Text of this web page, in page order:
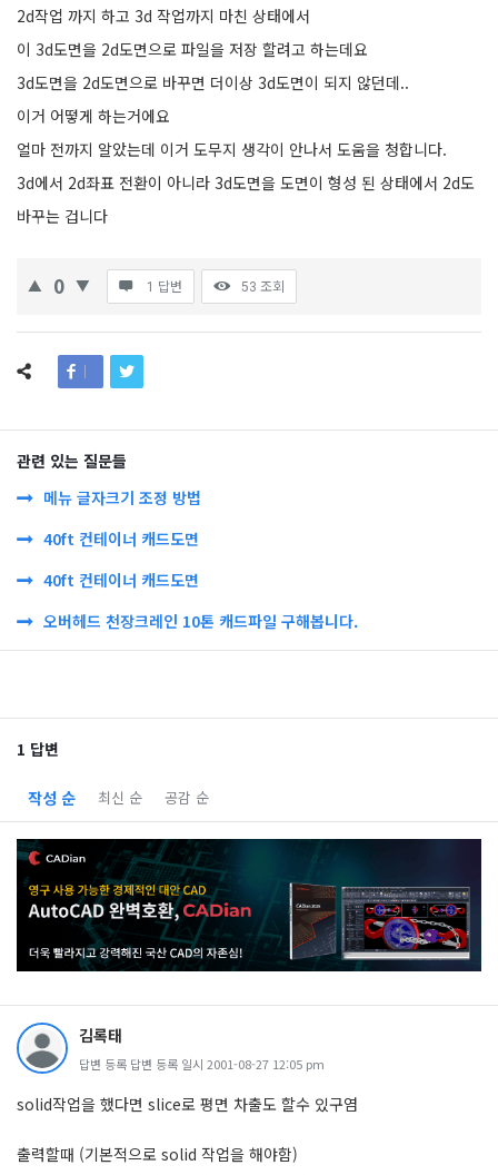
2d작업 까지 하고 3d 작업까지 마친 상태에서
이 3d도면을 2d도면으로 파일을 저장 할려고 하는데요
3d도면을 2d도면으로 바꾸면 더이상 3d도면이 되지 않던데..
이거 어떻게 하는거에요
얼마 전까지 알았는데 이거 도무지 생각이 안나서 도움을 청합니다.
3d에서 2d좌표 전환이 아니라 3d도면을 도면이 형성 된 상태에서 2d도
바꾸는 겁니다
0 1 답변 53 조회
관련 있는 질문들
메뉴 글자크기 조정 방법
40ft 컨테이너 캐드도면
40ft 컨테이너 캐드도면
오버헤드 천장크레인 10톤 캐드파일 구해봅니다.
1 답변
작성 순 최신 순 공감 순
김록태
답변 등록 답변 등록 일시 2001-08-27 12:05 pm
solid작업을 했다면 slice로 평면 차출도 할수 있구염
출력할때 (기본적으로 solid 작업을 해야함)